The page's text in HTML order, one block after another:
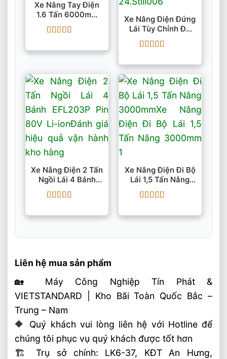
Xe Nâng Tay Điện
1.6 Tấn 6000mm
Stacker WSA161 EP
hạng55 sao
Xe Nâng Điện Đứng
Lái Tùy Chỉnh Độ
Rộng ESC1M25-F
hạng55 sao
Xe Nâng Điện 2 Tấn
Ngồi Lái 4 Bánh
EFL203P Pin 80V
Li-Ion
hạng55 sao
Xe Nâng Điện Đi Bộ
Lái 1,5 Tấn Nâng
3000mm
hạng55 sao
Liên hệ mua sản phẩm
🏡 Máy Công Nghiệp Tín Phát &
VIETSTANDARD | Kho Bãi Toàn Quốc Bắc –
Trung – Nam
🔶 Quý khách vui lòng liên hệ với Hotline để
chúng tôi phục vụ quý khách được tốt hơn
🏗 Trụ sở chính: LK6-37, KĐT An Hưng,